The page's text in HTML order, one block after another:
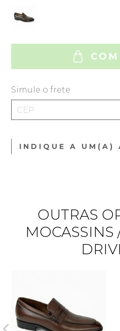
Simule o frete
INDIQUE A UM(A)
OUTRAS
MOCASSINS